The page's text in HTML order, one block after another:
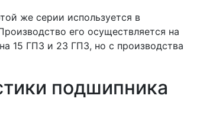
же серии используется в
его осуществляется на
15 ГПЗ и 23 ГПЗ, но с производства
подшипника